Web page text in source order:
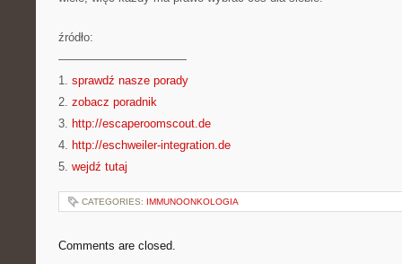
źródło:
———————————
1. sprawdź nasze porady
2. zobacz poradnik
3. http://escaperoomscout.de
4. http://eschweiler-integration.de
5. wejdź tutaj
CATEGORIES: IMMUNOONKOLOGIA
Comments are closed.